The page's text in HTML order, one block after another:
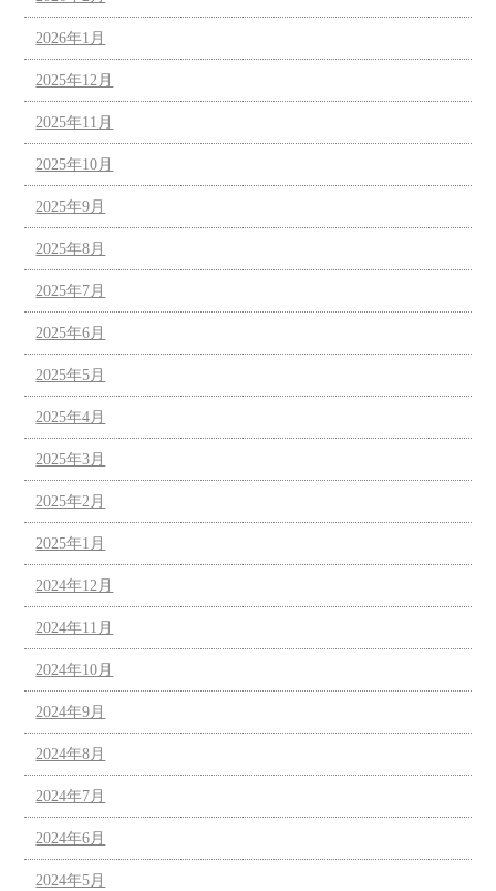
2026年1月
2025年12月
2025年11月
2025年10月
2025年9月
2025年8月
2025年7月
2025年6月
2025年5月
2025年4月
2025年3月
2025年2月
2025年1月
2024年12月
2024年11月
2024年10月
2024年9月
2024年8月
2024年7月
2024年6月
2024年5月